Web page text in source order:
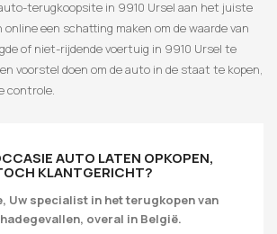
terugkoopsite in 9910 Ursel aan het juiste
een schatting maken om de waarde van
of niet-rijdende voertuig in 9910 Ursel te
voorstel doen om de auto in de staat te kopen,
controle.
AUTO LATEN OPKOPEN,
KLANTGERICHT?
Uw specialist in het terugkopen van
overal in België.